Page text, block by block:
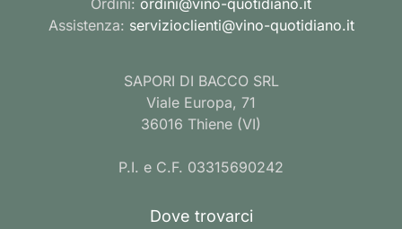
Assistenza: servizioclienti@vino-quotidiano.it
SAPORI DI BACCO SRL
Viale Europa, 71
36016 Thiene (VI)
P.I. e C.F. 03315690242
Dove trovarci